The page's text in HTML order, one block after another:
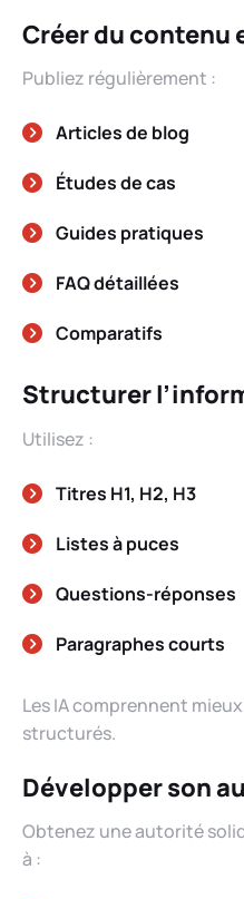
Créer du contenu
Publiez régulièrement :
Articles de blog
Études de cas
Guides pratiques
FAQ détaillées
Comparatifs
Structurer
Utilisez :
Titres H1, H2, H3
Listes à puces
Questions-réponses
Paragraphes courts
Les IA comprennent
structurés.
Développer son
Obtenez une autorité
à :